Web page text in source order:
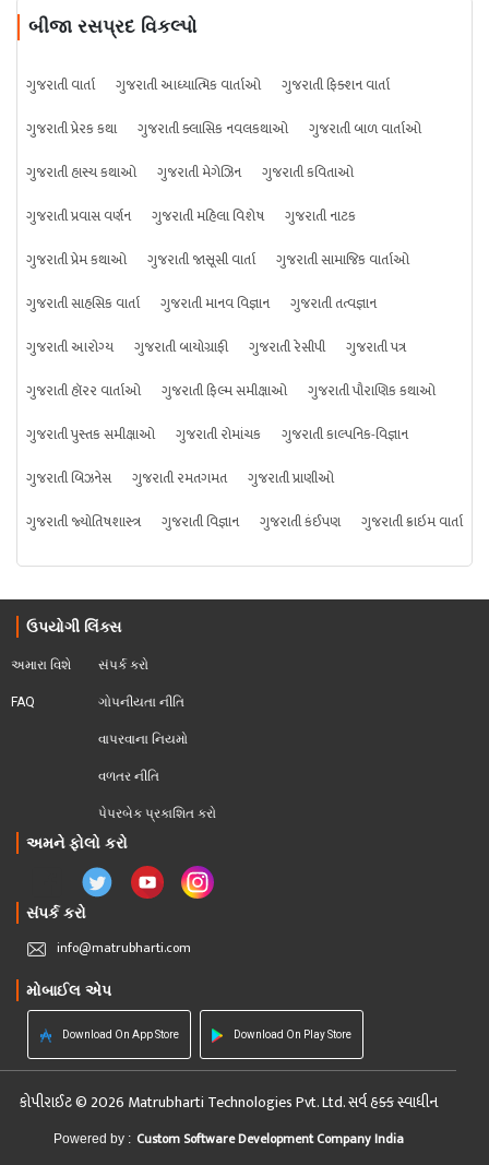
બીજા રસપ્રદ વિકલ્પો
ગુજરાતી વાર્તા ગુજરાતી આધ્યાત્મિક વાર્તાઓ
ગુજરાતી ફિક્શન વાર્તા
ગુજરાતી પ્રેરક કથા
ગુજરાતી ક્લાસિક નવલકથાઓ
ગુજરાતી બાળ વાર્તાઓ
ગુજરાતી હાસ્ય કથાઓ
ગુજરાતી મેગેઝિન
ગુજરાતી કવિતાઓ
ગુજરાતી પ્રવાસ વર્ણન
ગુજરાતી મહિલા વિશેષ
ગુજરાતી નાટક
ગુજરાતી પ્રેમ કથાઓ
ગુજરાતી જાસૂસી વાર્તા
ગુજરાતી સામાજિક વાર્તાઓ
ગુજરાતી સાહસિક વાર્તા
ગુજરાતી માનવ વિજ્ઞાન
ગુજરાતી તત્વજ્ઞાન
ગુજરાતી આરોગ્ય
ગુજરાતી બાયોગ્રાફી ગુજરાતી રેસીપી
ગુજરાતી પત્ર
ગુજરાતી હૉરર વાર્તાઓ
ગુજરાતી ફિલ્મ સમીક્ષાઓ
ગુજરાતી પૌરાણિક કથાઓ
ગુજરાતી પુસ્તક સમીક્ષાઓ
ગુજરાતી રોમાંચક
ગુજરાતી કાલ્પનિક-વિજ્ઞાન
ગુજરાતી બિઝનેસ
ગુજરાતી રમતગમત
ગુજરાતી પ્રાણીઓ
ગુજરાતી જ્યોતિષશાસ્ત્ર
ગુજરાતી વિજ્ઞાન ગુજરાતી કંઈપણ ગુજરાતી ક્રાઇમ વાર્તા
ઉપયોગી લિંક્સ
અમારા વિશે
FAQ
સંપર્ક કરો
ગોપનીયતા નીતિ
વાપરવાના નિયમો
વળતર નીતિ
પેપરબેક પ્રકાશિત કરો
અમને ફોલો કરો
સંપર્ક કરો
info@matrubharti.com
મોબાઈલ એપ
Download On App Store Download On Play Store
કોપીરાઈટ © 2026 Matrubharti Technologies Pvt. Ltd. સર્વ હક્ક સ્વાધીન
Powered by : Custom Software Development Company India